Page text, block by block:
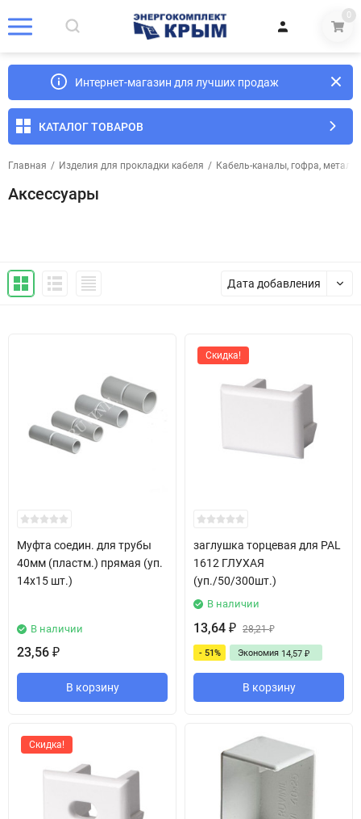
0
Интернет-магазин для лучших продаж
КАТАЛОГ ТОВАРОВ
Главная / Изделия для прокладки кабеля / Кабель-каналы, гофра,
Аксессуары
Дата добавления
Муфта соедин. для трубы
40мм (пластм.) прямая (уп.
14х15 шт.)
В наличии
23,56 ₽
В корзину
Скидка!
заглушка торцевая для PAL
1612 ГЛУХАЯ
(уп./50/300шт.)
В наличии
13,64 ₽ 28,21₽
- 51% Экономия 14,57 ₽
В корзину
Скидка!